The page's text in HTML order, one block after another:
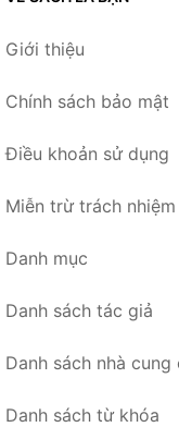
Giới thiệu
Chính sách bảo mật
Điều khoản sử dụng
Miễn trừ trách nhiệm
Danh mục
Danh sách tác giả
Danh sách nhà cung
Danh sách từ khóa